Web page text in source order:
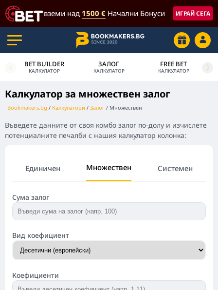
вземи над 1500 € Начални Бонуси ИГРАЙ СЕГА
BET BUILDER
КАЛКУЛАТОР
ЗАЛОГ
КАЛКУЛАТОР
FREE BET
КАЛКУЛАТОР
Калкулатор за множествен залог
Bookmakers.bg Калкулатори Залог Множествен
Въведете данните от своя комбо залог по-долу и изчислете
потенциалните печалби с нашия калкулатор колонка:
Единичен Множествен Системен
Сума залог
Вид коефициент
Коефициенти